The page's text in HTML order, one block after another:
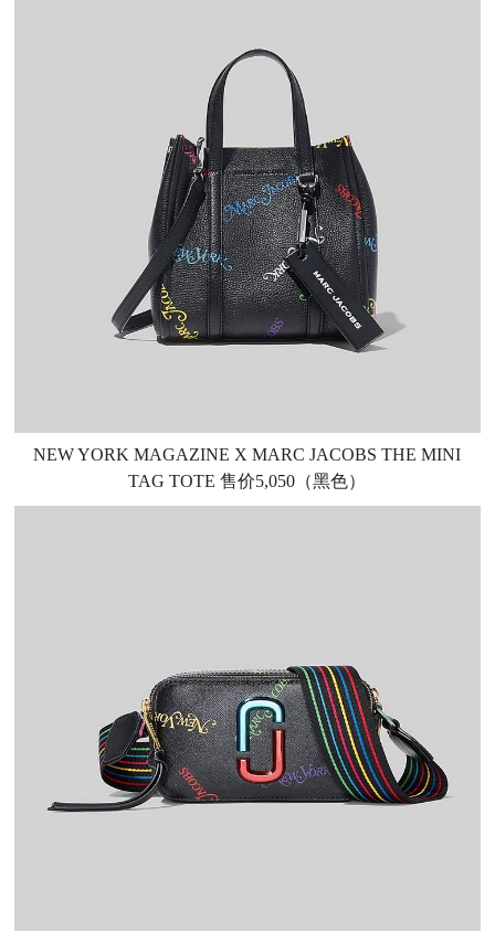
NEW YORK MAGAZINE X MARC JACOBS THE MINI
TAG TOTE 售价5,050（黑色）